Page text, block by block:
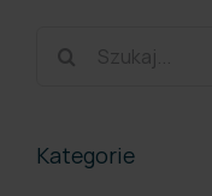
Kategorie